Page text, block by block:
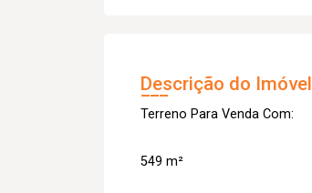
Descrição do Imóvel
Terreno Para Venda Com:
549 m²